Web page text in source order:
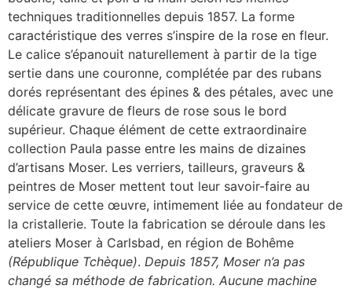
techniques traditionnelles depuis 1857. La forme
caractéristique des verres s’inspire de la rose en fleur.
Le calice s’épanouit naturellement à partir de la tige
sertie dans une couronne, complétée par des rubans
dorés représentant des épines & des pétales, avec une
délicate gravure de fleurs de rose sous le bord
supérieur. Chaque élément de cette extraordinaire
collection Paula passe entre les mains de dizaines
d’artisans Moser. Les verriers, tailleurs, graveurs &
peintres de Moser mettent tout leur savoir-faire au
service de cette œuvre, intimement liée au fondateur de
la cristallerie. Toute la fabrication se déroule dans les
ateliers Moser à Carlsbad, en région de Bohême
(République Tchèque). Depuis 1857, Moser n’a pas
changé sa méthode de fabrication. Aucune machine